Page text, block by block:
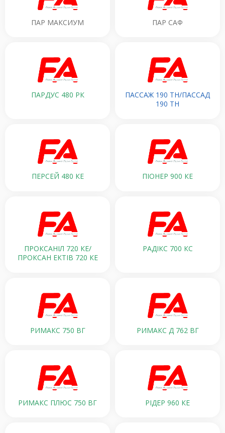
ПАР МАКСИУМ ПАР САФ
ПАРДУС 480 РК
ПАССАЖ 190 ТН/ПАССАД
190 ТН
ПЕРСЕЙ 480 КЕ ПІОНЕР 900 КЕ
ПРОКСАНІЛ 720 КЕ/
ПРОКСАН ЕКТІВ 720 КЕ
РАДІКС 700 КС
РИМАКС 750 ВГ РИМАКС Д 762 ВГ
РИМАКС ПЛЮС 750 ВГ РІДЕР 960 КЕ